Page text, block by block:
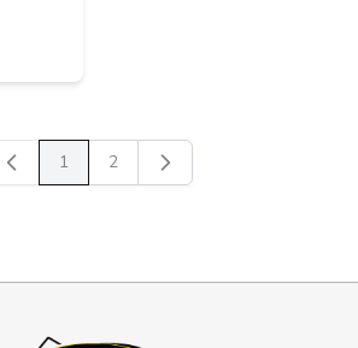
Attualmente stai leggendo la pagina
1 Pagina
2